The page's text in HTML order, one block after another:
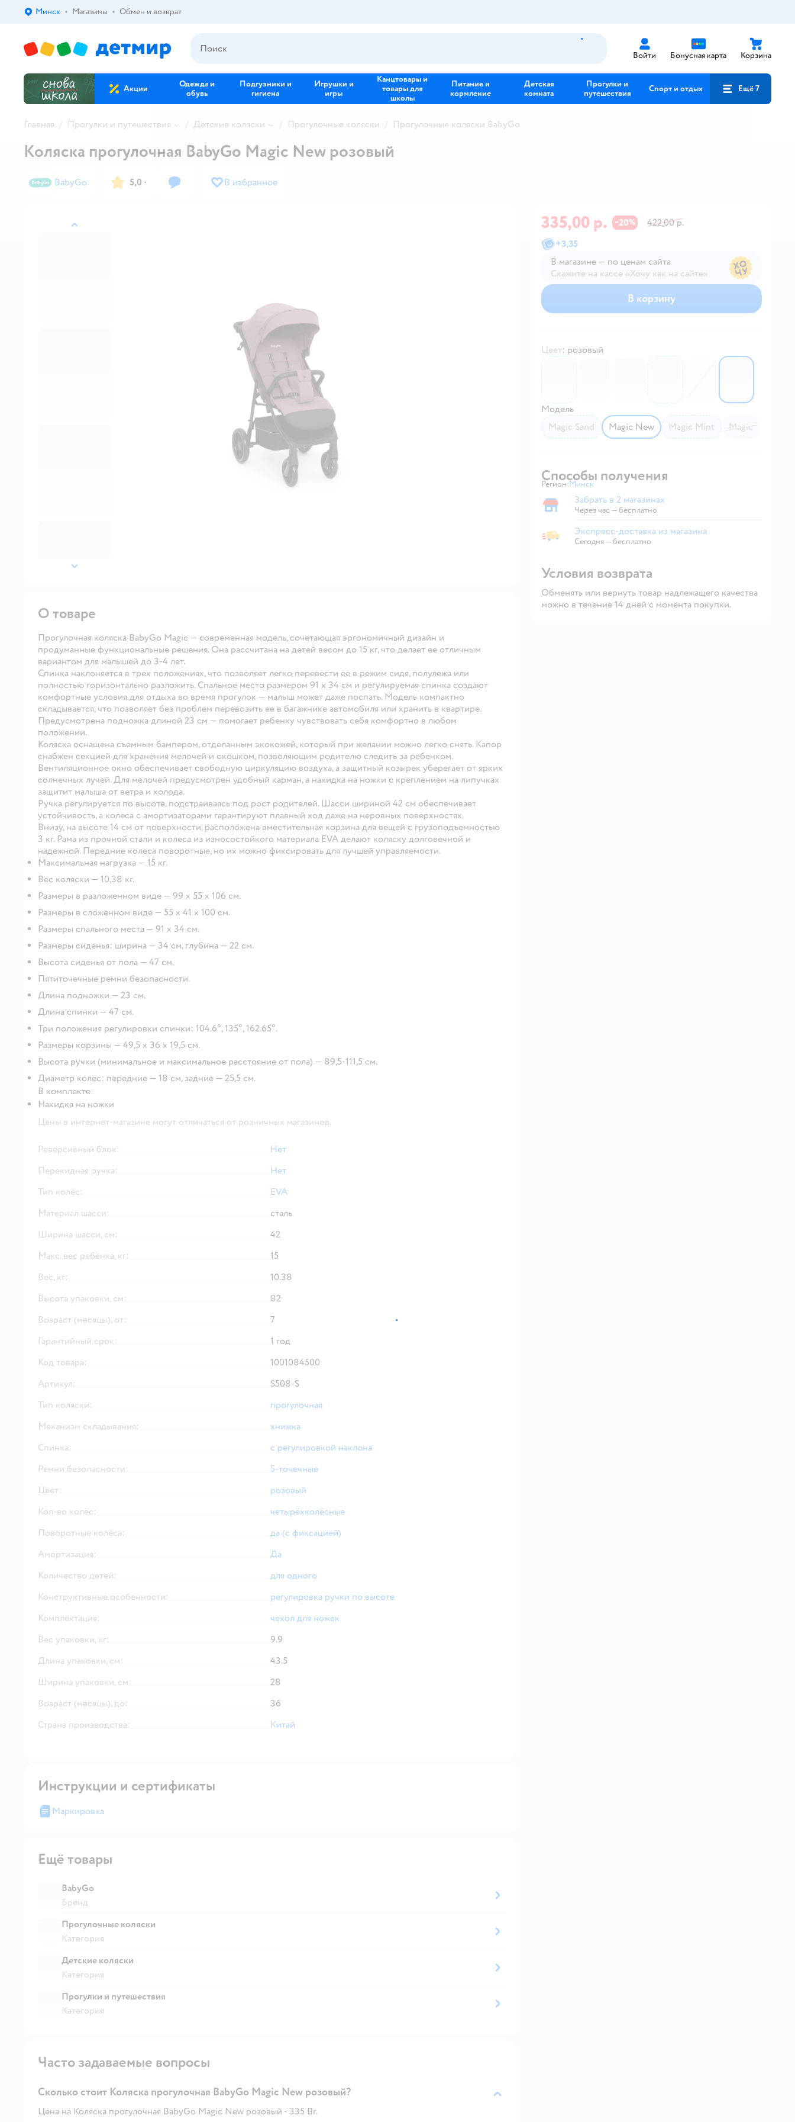
Выбор адреса доставки.
Минск Магазины Обмен и возврат
Войти Бонусная карта Корзина
Акции
Одежда и
обувь
Подгузники и
гигиена
Игрушки и
игры
Канцтовары и
товары для
школы
Питание и
кормление
Детская
комната
Прогулки и
путешествия
Спорт и отдых Ещё 7
Главная Прогулки и путешествия Детские коляски Прогулочные коляски Прогулочные коляски BabyGo
назад
далее
Коляска прогулочная BabyGo Magic New розовый
BabyGo 5,0 · В избранное
335,00 р. −20%
422,00 р.
+3,35
В магазине — по ценам сайта
Скажите на кассе «Хочу как на сайте»
В магазине — по ценам сайта
В корзину
Цвет: розовый
6002762
67299926002761 60027636729997
Модель
Magic Sand
Magic New Magic Mint Magic
Способы получения
Регион: Выбор адреса доставки.
Минск
Забрать в магазине
Забрать в 2 магазинах
Через час — бесплатно
Экспресс-доставка из магазина
Экспресс-доставка из магазина
Сегодня—бесплатно
Условия возврата
Обменять или вернуть товар надлежащего качества
можно в течение 14 дней с момента покупки.
О товаре
Прогулочная коляска BabyGo Magic — современная модель, сочетающая эргономичный дизайн и
продуманные функциональные решения. Она рассчитана на детей весом до 15 кг, что делает ее отличным
вариантом для малышей до 3-4 лет.
Спинка наклоняется в трех положениях, что позволяет легко перевести ее в режим сидя, полулежа или
полностью горизонтально разложить. Спальное место размером 91 х 34 см и регулируемая спинка создают
комфортные условия для отдыха во время прогулок — малыш может даже поспать. Модель компактно
складывается, что позволяет без проблем перевозить ее в багажнике автомобиля или хранить в квартире.
Предусмотрена подножка длиной 23 см — помогает ребенку чувствовать себя комфортно в любом
положении.
Коляска оснащена съемным бампером, отделанным экокожей, который при желании можно легко снять. Капор
снабжен секцией для хранения мелочей и окошком, позволяющим родителю следить за ребенком.
Вентиляционное окно обеспечивает свободную циркуляцию воздуха, а защитный козырек уберегает от ярких
солнечных лучей. Для мелочей предусмотрен удобный карман, а накидка на ножки с креплением на липучках
защитит малыша от ветра и холода.
Ручка регулируется по высоте, подстраиваясь под рост родителей. Шасси шириной 42 см обеспечивает
устойчивость, а колеса с амортизаторами гарантируют плавный ход даже на неровных поверхностях.
Внизу, на высоте 14 см от поверхности, расположена вместительная корзина для вещей с грузоподъемностью
3 кг. Рама из прочной стали и колеса из износостойкого материала EVA делают коляску долговечной и
надежной. Передние колеса поворотные, но их можно фиксировать для лучшей управляемости.
Максимальная нагрузка — 15 кг.
Вес коляски — 10,38 кг.
Размеры в разложенном виде — 99 х 55 х 106 см.
Размеры в сложенном виде — 55 х 41 х 100 см.
Размеры спального места — 91 х 34 см.
Размеры сиденья: ширина — 34 см, глубина — 22 см.
Высота сиденья от пола — 47 см.
Пятиточечные ремни безопасности.
Длина подножки — 23 см.
Длина спинки — 47 см.
Три положения регулировки спинки: 104.6°, 135°, 162.65°.
Размеры корзины — 49,5 х 36 х 19,5 см.
Высота ручки (минимальное и максимальное расстояние от пола) — 89,5-111,5 см.
Диаметр колес: передние — 18 см, задние — 25,5 см.
В комплекте:
Накидка на ножки
Цены в интернет-магазине могут отличаться от розничных магазинов.
Реверсивный блок:
Нет
Перекидная ручка:
Нет
Тип колёс:
EVA
Материал шасси:
сталь
Ширина шасси, см:
42
Макс. вес ребёнка, кг:
15
Вес, кг:
10.38
Высота упаковки, см:
82
Возраст (месяцы), от:
7
Гарантийный срок:
1 год
Код товара:
1001084500
Артикул:
S508-S
Тип коляски:
прогулочная
Механизм складывания:
книжка
Спинка:
с регулировкой наклона
Ремни безопасности:
5-точечные
Цвет:
розовый
Кол-во колёс:
четырёхколёсные
Поворотные колёса:
да (с фиксацией)
Амортизация:
Да
Количество детей:
для одного
Конструктивные особенности:
регулировка ручки по высоте
Комплектация:
чехол для ножек
Вес упаковки, кг:
9.9
Длина упаковки, см:
43.5
Ширина упаковки, см:
28
Возраст (месяцы), до:
36
Страна производства:
Китай
Инструкции и сертификаты
Маркировка
Ещё товары
BabyGo
Бренд
Прогулочные коляски
Категория
Детские коляски
Категория
Прогулки и путешествия
Категория
Часто задаваемые вопросы
Сколько стоит Коляска прогулочная BabyGo Magic New розовый?
Цена на Коляска прогулочная BabyGo Magic New розовый - 335 Br.